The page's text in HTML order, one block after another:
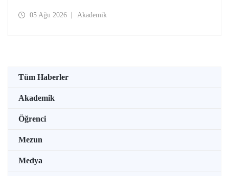
Koşullarına Bağlı Mikrolif Salımı: Aşınma, UV Maruziyeti
05 Ağu 2026 Akademik
Tüm Haberler
Akademik
Öğrenci
Mezun
Medya